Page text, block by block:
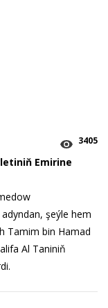
3405
Emirine
şeýle hem
Tamim bin Hamad
Al Taniniň